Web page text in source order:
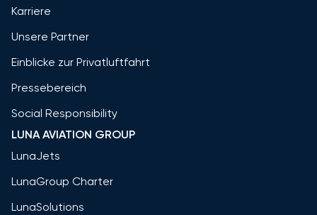
Karriere
Unsere Partner
Einblicke zur Privatluftfahrt
Pressebereich
Social Responsibility
LUNA AVIATION GROUP
LunaJets
LunaGroup Charter
LunaSolutions